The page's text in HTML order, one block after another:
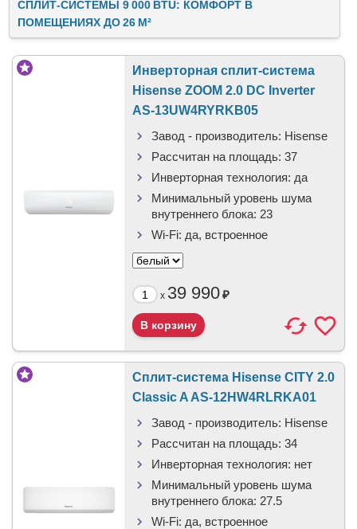
СПЛИТ‑СИСТЕМЫ 9 000 BTU: КОМФОРТ В
ПОМЕЩЕНИЯХ ДО 26 М²
Инверторная сплит-система
Hisense ZOOM 2.0 DC Inverter
AS-13UW4RYRKB05
Завод - производитель: Hisense
Рассчитан на площадь: 37
Инверторная технология: да
Минимальный уровень шума
внутреннего блока: 23
Wi-Fi: да, встроенное
x 39 990₽
Сплит-система Hisense CITY 2.0
Classic A AS-12HW4RLRKA01
Завод - производитель: Hisense
Рассчитан на площадь: 34
Инверторная технология: нет
Минимальный уровень шума
внутреннего блока: 27.5
Wi-Fi: да, встроенное